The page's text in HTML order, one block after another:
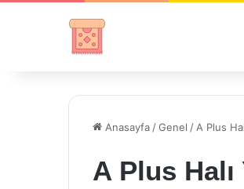
Anasayfa /Genel / A Plus
A Plus